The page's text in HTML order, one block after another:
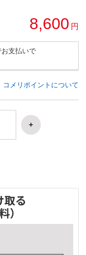
8,600 円
支払いで
コメリポイントについて
取る
）